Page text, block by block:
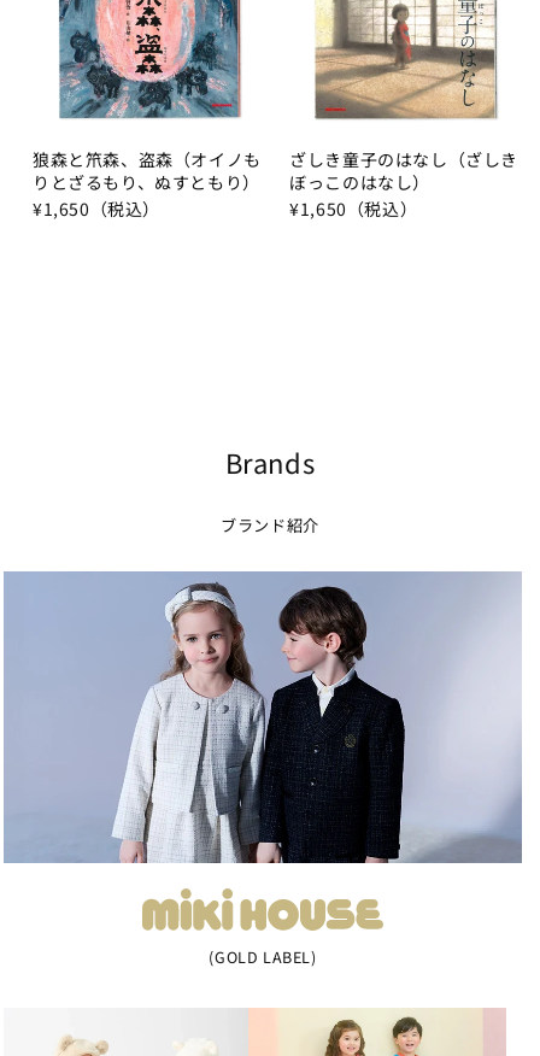
狼森と笊森、盗森（オイノも
りとざるもり、ぬすともり）
¥1,650（税込）
ざしき童子のはなし（ざしき
ぼっこのはなし）
¥1,650（税込）
Brands
ブランド紹介
(GOLD LABEL)